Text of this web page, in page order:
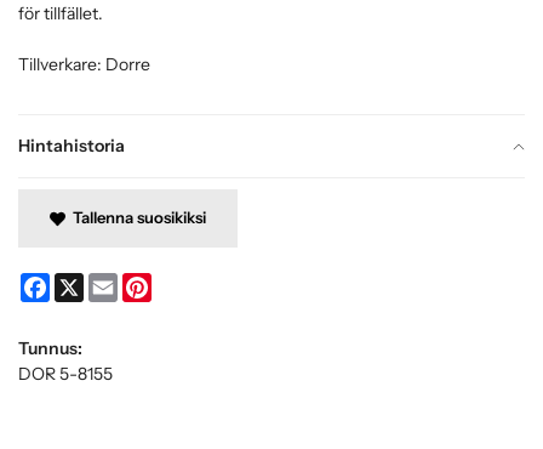
Hintahistoria
för tillfället.
Tillverkare: Dorre
Tallenna suosikiksi
Facebook
X Email
Tunnus:
DOR 5-8155